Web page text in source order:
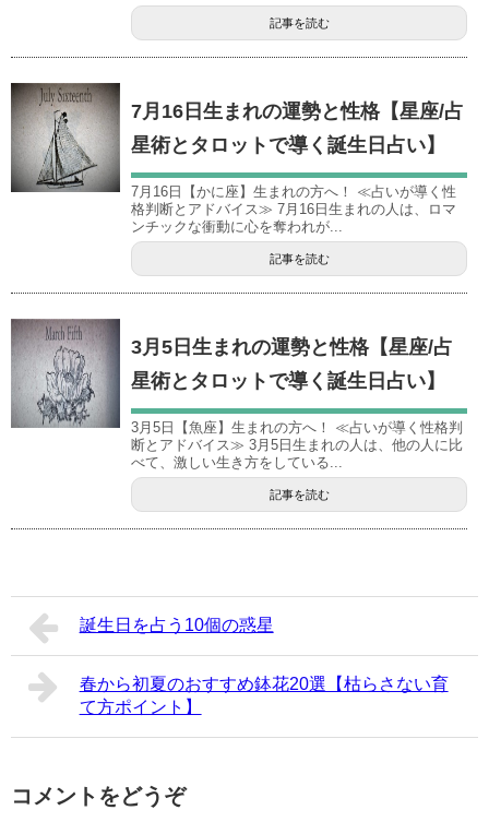
記事を読む
7月16日生まれの運勢と性格【星座/占
星術とタロットで導く誕生日占い】
7月16日【かに座】生まれの方へ！ ≪占いが導く性
格判断とアドバイス≫ 7月16日生まれの人は、ロマ
ンチックな衝動に心を奪われが...
記事を読む
3月5日生まれの運勢と性格【星座/占
星術とタロットで導く誕生日占い】
3月5日【魚座】生まれの方へ！ ≪占いが導く性格判
断とアドバイス≫ 3月5日生まれの人は、他の人に比
べて、激しい生き方をしている...
記事を読む
誕生日を占う10個の惑星
春から初夏のおすすめ鉢花20選【枯らさない育
て方ポイント】
コメントをどうぞ